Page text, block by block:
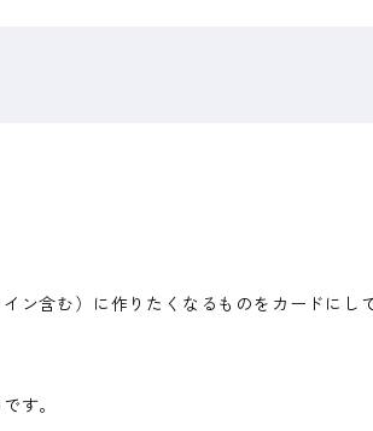
ン含む）に作りたくなるものをカードにし
す。